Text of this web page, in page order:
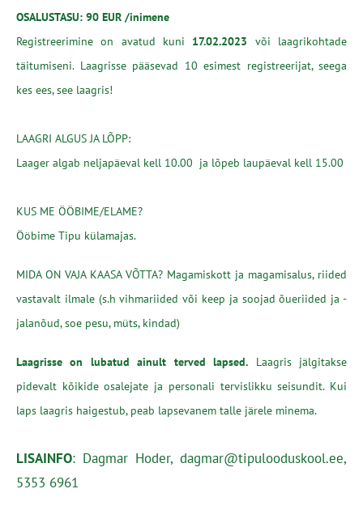
OSALUSTASU: 90 EUR /inimene
Registreerimine on avatud kuni 17.02.2023 või laagrikohtade
täitumiseni.Laagrisse pääsevad 10 esimest registreerijat, seega
kes ees, see laagris!
LAAGRI ALGUS JA LÕPP:
Laager algab neljapäeval kell 10.00 ja lõpeb laupäeval kell 15.00
KUS ME ÖÖBIME/ELAME?
Ööbime Tipu külamajas.
MIDA ON VAJA KAASA VÕTTA? Magamiskott ja magamisalus, riided
vastavalt ilmale (s.h vihmariided või keep ja soojad õueriided ja -
jalanõud, soe pesu, müts, kindad)
Laagrisse on lubatud ainult terved lapsed.
Laagris jälgitakse
pidevalt kõikide osalejate ja personali tervislikku seisundit. Kui
laps laagris haigestub, peab lapsevanem talle järele minema.
LISAINFO: Dagmar Hoder, dagmar@tipulooduskool.ee,
5353 6961